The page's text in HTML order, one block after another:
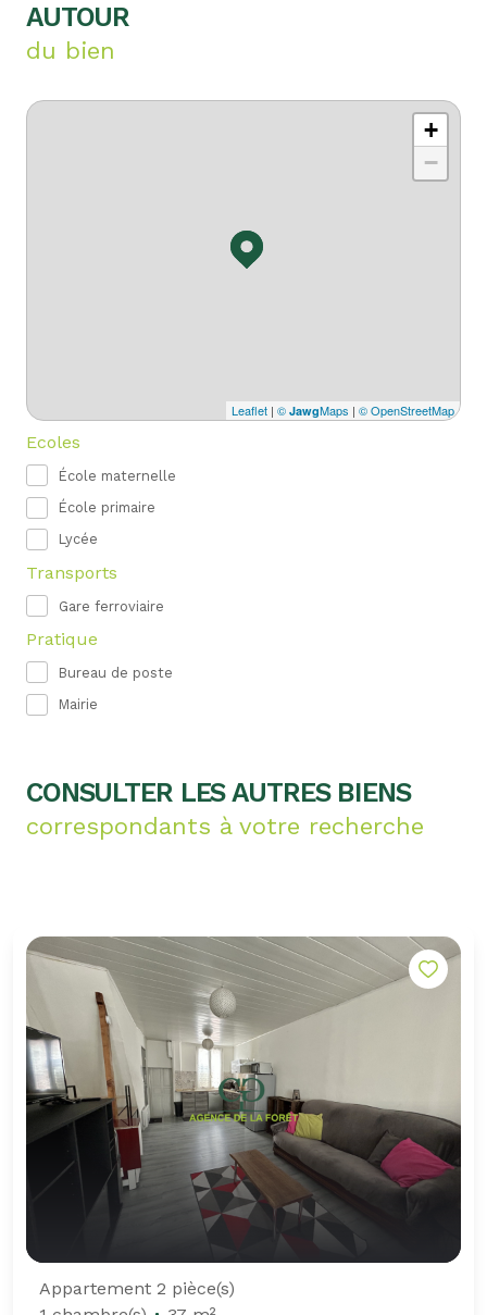
AUTOUR
du bien
+
−
Leaflet | © JawgMaps | © OpenStreetMap
Ecoles
École maternelle
École primaire
Lycée
Transports
Gare ferroviaire
Pratique
Bureau de poste
Mairie
CONSULTER LES AUTRES BIENS
correspondants à votre recherche
Appartement 2 pièce(s)